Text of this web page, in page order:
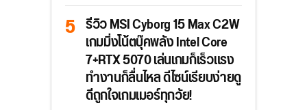
รีวิว MSI Cyborg 15 Max C2W
เกมมิ่งโน้ตบุ๊คพลัง Intel Core
7+RTX 5070 เล่นเกมก็เร็วแรง
ทำงานก็ลื่นไหล ดีไซน์เรียบง่ายดู
ดีถูกใจเกมเมอร์ทุกวัย!